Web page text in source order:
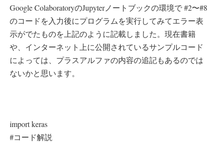
Google ColaboratoryのJupyterノートブックの環境で #2〜#8
のコードを入力後にプログラムを実行してみてエラー表
示がでたものを上記のように記載しました。現在書籍
や、インターネット上に公開されているサンプルコード
によっては、プラスアルファの内容の追記もあるのでは
ないかと思います。
import keras
#コード解説